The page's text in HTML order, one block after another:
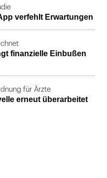
verfehlt Erwartungen
finanzielle Einbußen
für Ärzte
erneut überarbeitet